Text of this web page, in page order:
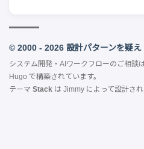
© 2000 - 2026 設計パターンを疑え
システム開発・AIワークフローのご相談
Hugo で構築されています。
テーマ Stack は Jimmy によって設計され